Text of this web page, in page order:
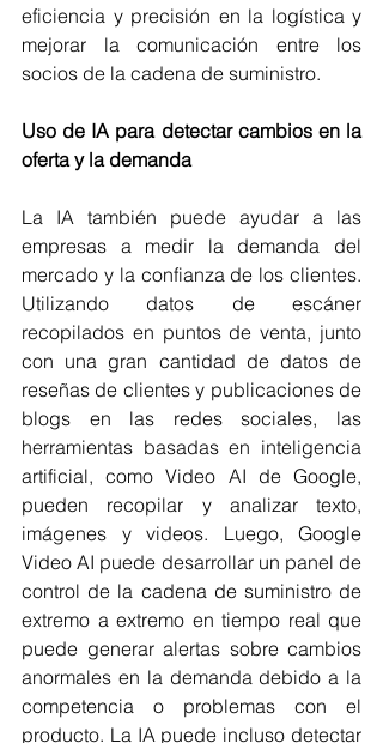
eficiencia y precisión en la logística y
mejorar la comunicación entre los
socios de la cadena de suministro.
Uso de IA para detectar cambios en la
oferta y la demanda
La IA también puede ayudar a las
empresas a medir la demanda del
mercado y la confianza de los clientes.
Utilizando datos de escáner
recopilados en puntos de venta, junto
con una gran cantidad de datos de
reseñas de clientes y publicaciones de
blogs en las redes sociales, las
herramientas basadas en inteligencia
artificial, como Video AI de Google,
pueden recopilar y analizar texto,
imágenes y videos. Luego, Google
Video AI puede desarrollar un panel de
control de la cadena de suministro de
extremo a extremo en tiempo real que
puede generar alertas sobre cambios
anormales en la demanda debido a la
competencia o problemas con el
producto. La IA puede incluso detectar